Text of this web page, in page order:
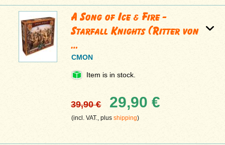
A Song of Ice & Fire -
Starfall Knights (Ritter von
…
CMON
Item is in stock.
39,90 € 29,90 €
(incl. VAT., plusshipping)